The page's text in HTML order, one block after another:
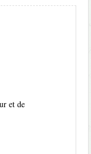
et de